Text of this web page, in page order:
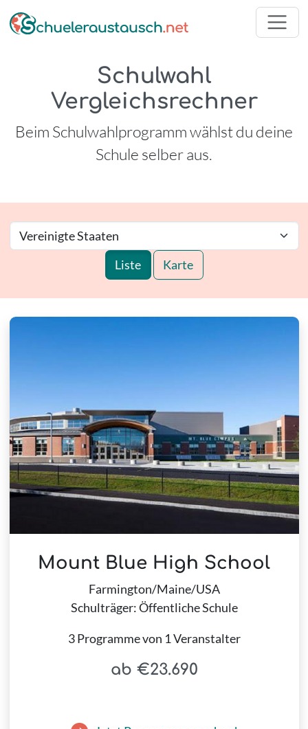
Schulwahl
Vergleichsrechner
Beim Schulwahlprogramm wählst du deine
Schule selber aus.
Liste Karte
Mount Blue High School
Farmington/Maine/USA
Schulträger: Öffentliche Schule
3 Programme von 1 Veranstalter
ab €23.690